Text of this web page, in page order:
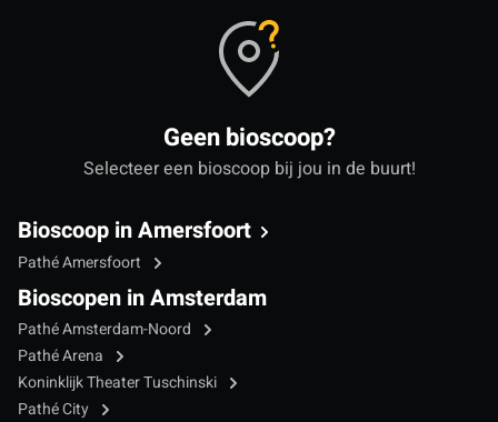
Geen bioscoop?
Selecteer een bioscoop bij jou in de buurt!
Bioscoop in Amersfoort
Pathé Amersfoort
Bioscopen in Amsterdam
Pathé Amsterdam-Noord
Pathé Arena
Koninklijk Theater Tuschinski
Pathé City